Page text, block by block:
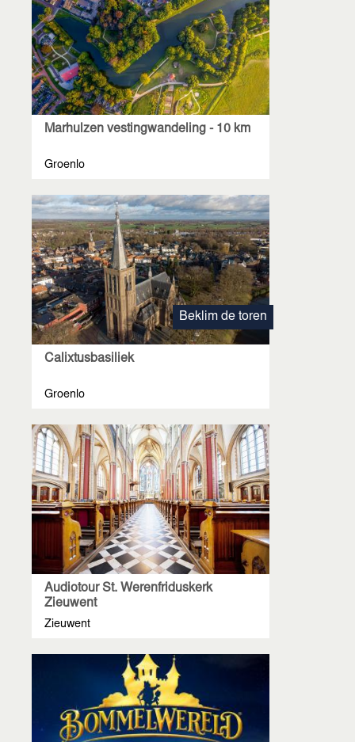
Marhulzen vestingwandeling - 10 km
Groenlo
Beklim de toren
Calixtusbasiliek
Groenlo
Audiotour St. Werenfriduskerk
Zieuwent
Zieuwent